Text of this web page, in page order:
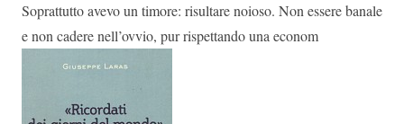
Soprattutto avevo un timore: risultare noioso. Non essere banale
e non cadere nell’ovvio, pur rispettando una econom